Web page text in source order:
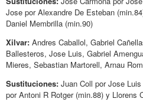
Jose por Alexandre De Esteban
Daniel Membrilla (min.90)
Xilvar: Andres Caballol, Gabriel
Ballesteros, Jose Luis, Gabriel
Mieres, Sebastian Martorell, Arnau
Sustituciones: Juan Coll por Jose
por Antoni R Rotger (min.88) y Llorens